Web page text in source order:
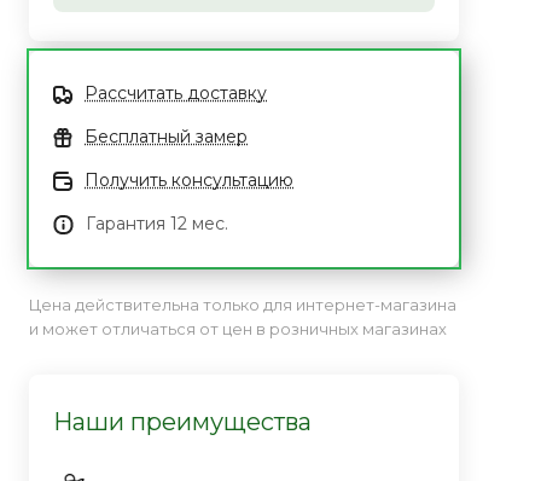
Рассчитать доставку
Бесплатный замер
Получить консультацию
Гарантия 12 мес.
Цена действительна только для интернет-магазина
и может отличаться от цен в розничных магазинах
Наши преимущества